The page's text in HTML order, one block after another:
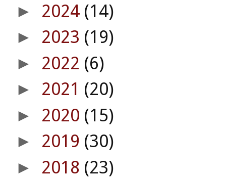
► 2024 (14)
► 2023 (19)
► 2022 (6)
► 2021 (20)
► 2020 (15)
► 2019 (30)
► 2018 (23)